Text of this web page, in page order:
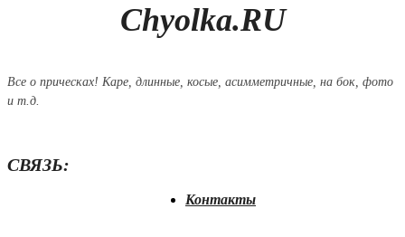
Chyolka.RU
Все о прическах! Каре, длинные, косые, асимметричные, на бок, фото
и т.д.
СВЯЗЬ:
Контакты